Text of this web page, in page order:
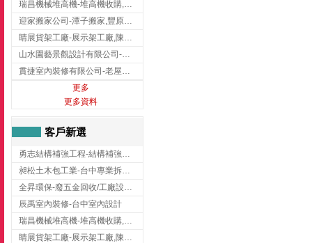
瑞昌機械堆高機-堆高機收購,新北市堆高機,桃園堆高機
迎家搬家公司-潭子搬家,豐原搬家,大雅搬家,大甲搬家,台中推薦搬家,台中搬家
睛展貨架工廠-展示架工廠,陳列架,台中展示架工廠
山水園藝景觀設計有限公司-景觀工程,景觀設計,新竹園藝工程,新竹景觀設計
貫捷室內裝修有限公司-老屋翻新工程,台中老屋翻新工程,台中舊屋翻新
更多
更多資料
客戶新選
勇志結構補強工程-結構補強工程 ,桃園結構補強工程,龍潭結構補強工程
昶松土木包工業-台中專業拆除工程/挖土機出租
全昇環保-廢五金回收/工廠設備收購/機械設備回收/高價收購廠房設備
辰禹室內裝修-台中室內設計
瑞昌機械堆高機-堆高機收購,新北市堆高機,桃園堆高機
睛展貨架工廠-展示架工廠,陳列架,台中展示架工廠